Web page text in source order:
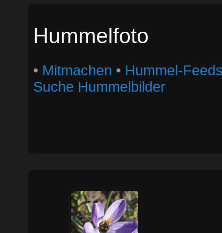
Hummelfoto
• Mitmachen • Hummel-
Suche Hummelbilder